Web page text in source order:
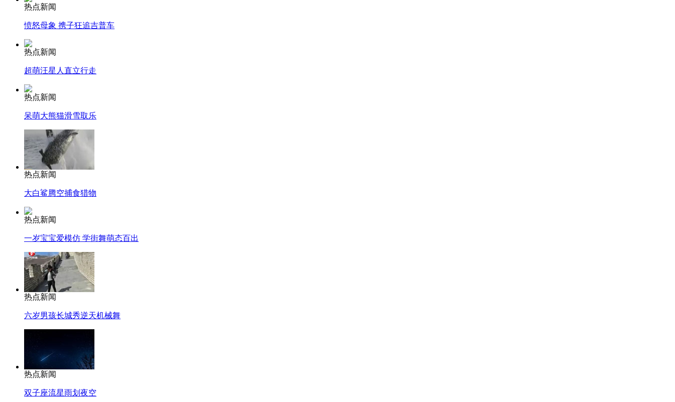
热点新闻
愤怒母象 携子狂追吉普车
热点新闻
超萌汪星人直立行走
热点新闻
呆萌大熊猫滑雪取乐
热点新闻
大白鲨腾空捕食猎物
热点新闻
一岁宝宝爱模仿 学街舞萌态百出
热点新闻
六岁男孩长城秀逆天机械舞
热点新闻
双子座流星雨划夜空